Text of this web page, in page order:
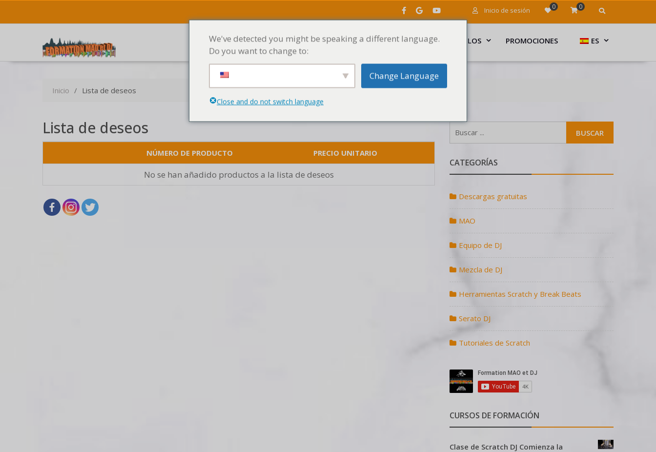
Inicio de sesión 0 0
INICIO MENÚ ARTÍCULOS PROMOCIONES ES
Inicio Lista de deseos
Lista de deseos
NÚMERO DE PRODUCTO PRECIO UNITARIO
No se han añadido productos a la lista de deseos
CATEGORÍAS
Descargas gratuitas
MAO
Equipo de DJ
Mezcla de DJ
Herramientas Scratch y Break Beats
Serato DJ
Tutoriales de Scratch
CURSOS DE FORMACIÓN
Clase de Scratch DJ Comienza la
We've detected you might be speaking a different language.
Do you want to change to:
Change Language
Close and do not switch language